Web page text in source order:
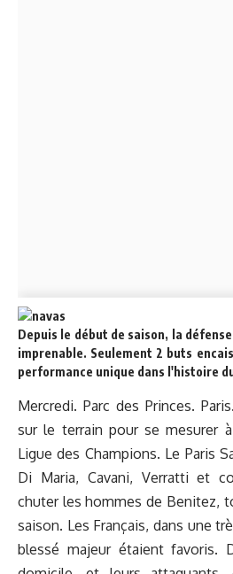
Depuis le début de saison, la
imprenable. Seulement 2 buts
performance unique dans l'histoire
Mercredi. Parc des Princes.
sur le terrain pour se mesurer
Ligue des Champions. Le Paris
Di Maria, Cavani, Verratti et
chuter les hommes de Benitez,
saison. Les Français, dans une
blessé majeur étaient favoris.